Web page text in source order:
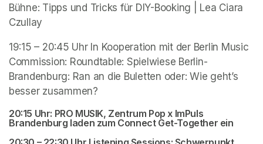
Bühne: Tipps und Tricks für DIY-Booking | Lea Ciara
Czullay
19:15 – 20:45 Uhr In Kooperation mit der Berlin Music
Commission: Roundtable: Spielwiese Berlin-
Brandenburg: Ran an die Buletten oder: Wie geht’s
besser zusammen?
20:15 Uhr: PRO MUSIK, Zentrum Pop x ImPuls
Brandenburg laden zum Connect Get-Together ein